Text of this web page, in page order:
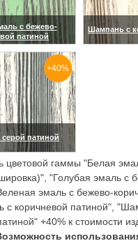
с бежево-
патиной
Шампань с
патиной
+40%
цветовой гаммы "Белая
"Голубая эмаль с
эмаль с бежево-
с коричневой патиной",
+40% к стоимости